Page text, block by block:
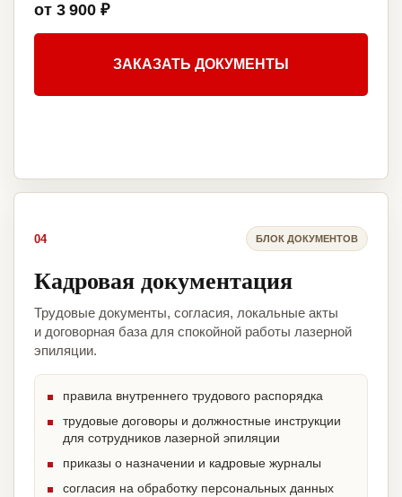
от 3 900 ₽
ЗАКАЗАТЬ ДОКУМЕНТЫ
04 БЛОК ДОКУМЕНТОВ
Кадровая документация
Трудовые документы, согласия, локальные акты
и договорная база для спокойной работы лазерной
эпиляции.
правила внутреннего трудового распорядка
трудовые договоры и должностные инструкции
для сотрудников лазерной эпиляции
приказы о назначении и кадровые журналы
согласия на обработку персональных данных